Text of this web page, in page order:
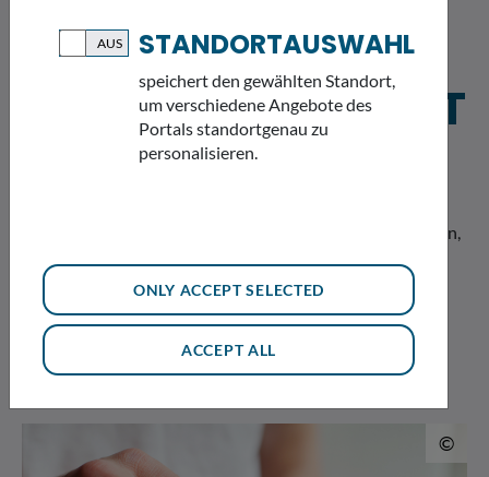
INFORMATIONSSYST
EME UND DATEN
Wollen wir den Zustand unserer Umwelt im Blick behalten,
Messwerte aus den verschiedenen Themenbereichen des
Umweltschutz ergeben einen Überblick über die
Umweltsituation in Bayern.
©
STANDORTAUSWAHL
speichert den gewählten Standort,
um verschiedene Angebote des
Portals standortgenau zu
personalisieren.
ONLY ACCEPT SELECTED
ACCEPT ALL